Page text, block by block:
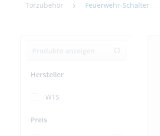
Torzubehör Feuerwehr-Schalter
Hersteller
WTS
Preis